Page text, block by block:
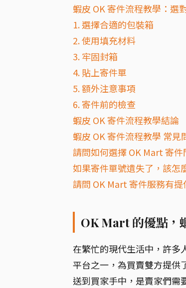
蝦皮 OK 寄件流程教學：選
1. 選擇合適的包裝箱
2. 使用填充材料
3. 牢固封箱
4. 貼上寄件單
5. 額外注意事項
6. 寄件前的檢查
蝦皮 OK 寄件流程教學結論
蝦皮 OK 寄件流程教學 常見
請問如何選擇 OK Mart 寄件
如果寄件單號遺失了，該怎
請問 OK Mart 寄件服務有提
OK Mart 的優點，
在繁忙的現代生活中，許多
平台之一，為買賣雙方提供
送到買家手中，是賣家們需